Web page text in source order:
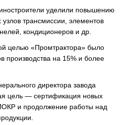
уделили повышению
трансмиссии, элементов
кондиционеров и др.
целью «Промтрактора» было
на 15% и более
директора завода
цель — сертификация новых
и продолжение работы над